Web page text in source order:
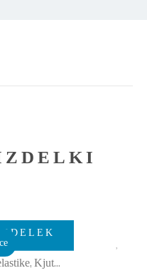
, Kjut male stvarce